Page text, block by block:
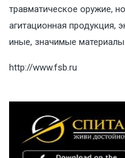
травматическое оружие,
агитационная продукция,
иные, значимые материалы.
http://www.fsb.ru